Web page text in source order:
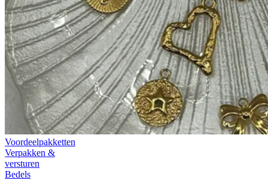
Voordeelpakketten
Verpakken &
versturen
Bedels